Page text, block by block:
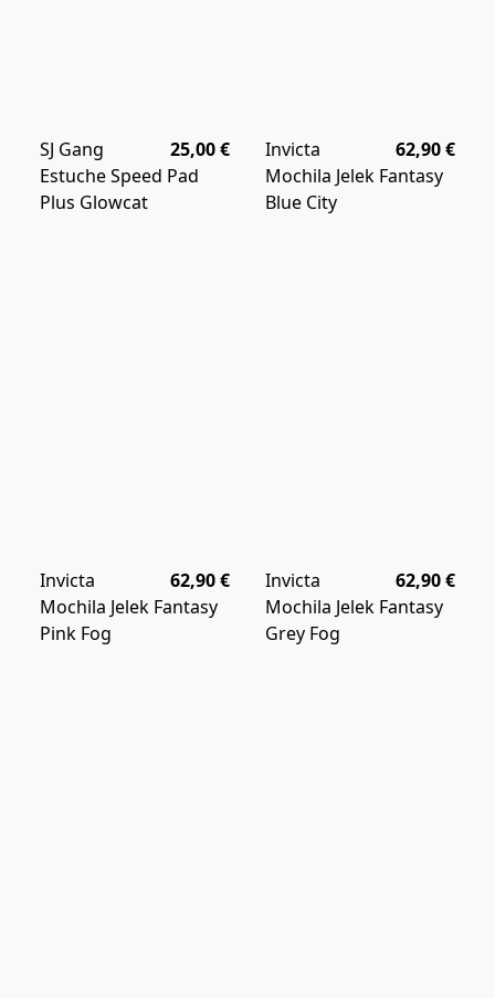
25,00 €
SJ Gang
Estuche Speed Pad
Plus Glowcat
62,90 €
Invicta
Mochila Jelek Fantasy
Blue City
62,90 €
Invicta
Mochila Jelek Fantasy
Pink Fog
62,90 €
Invicta
Mochila Jelek Fantasy
Grey Fog